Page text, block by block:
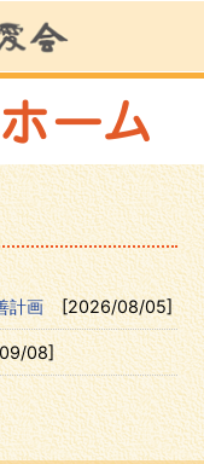
計画 [2026/08/05]
08]